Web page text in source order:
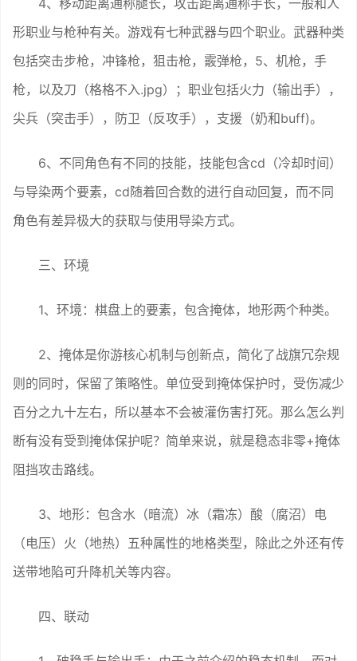
4、移动距离通称腿长，攻击距离通称手长，一般和人
形职业与枪种有关。游戏有七种武器与四个职业。武器种类
包括突击步枪，冲锋枪，狙击枪，霰弹枪，5、机枪，手
枪，以及刀（格格不入.jpg）；职业包括火力（输出手），
尖兵（突击手），防卫（反攻手），支援（奶和buff)。
6、不同角色有不同的技能，技能包含cd（冷却时间）
与导染两个要素，cd随着回合数的进行自动回复，而不同
角色有差异极大的获取与使用导染方式。
三、环境
1、环境：棋盘上的要素，包含掩体，地形两个种类。
2、掩体是你游核心机制与创新点，简化了战旗冗杂规
则的同时，保留了策略性。单位受到掩体保护时，受伤减少
百分之九十左右，所以基本不会被灌伤害打死。那么怎么判
断有没有受到掩体保护呢？简单来说，就是稳态非零+掩体
阻挡攻击路线。
3、地形：包含水（暗流）冰（霜冻）酸（腐沼）电
（电压）火（地热）五种属性的地格类型，除此之外还有传
送带地陷可升降机关等内容。
四、联动